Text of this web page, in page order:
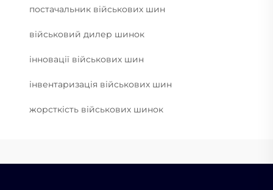
постачальник військових шин
військовий дилер шинок
інновації військових шин
інвентаризація військових шин
жорсткість військових шинок